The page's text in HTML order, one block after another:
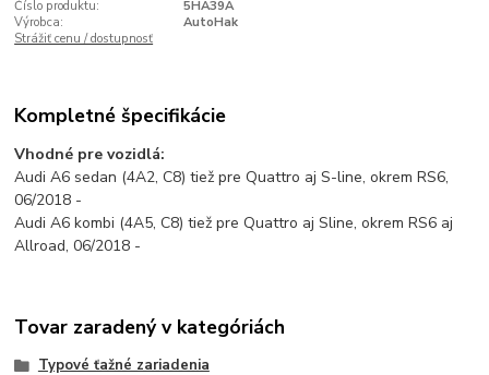
Číslo produktu:
5HA39A
Výrobca:
AutoHak
Strážiť cenu / dostupnosť
Kompletné špecifikácie
Vhodné pre vozidlá:
Audi A6 sedan (4A2, C8) tiež pre Quattro aj S-line, okrem RS6,
06/2018 -
Audi A6 kombi (4A5, C8) tiež pre Quattro aj Sline, okrem RS6 aj
Allroad, 06/2018 -
Tovar zaradený v kategóriách
Typové ťažné zariadenia